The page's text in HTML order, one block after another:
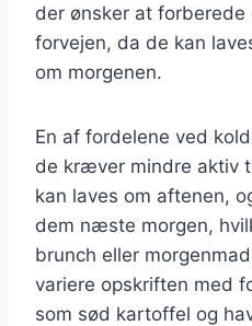
der ønsker at
forvejen, da de kan
om morgenen.
En af fordelene ved
de kræver mindre aktiv
kan laves om aftenen,
dem næste morgen,
brunch eller
variere opskriften med
som sød kartoffel og